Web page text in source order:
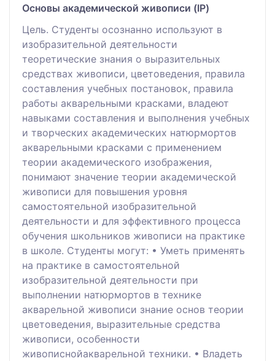
Основы академической живописи (IP)
Цель. Студенты осознанно используют в
изобразительной деятельности
теоретические знания о выразительных
средствах живописи, цветоведения, правила
составления учебных постановок, правила
работы акварельными красками, владеют
навыками составления и выполнения учебных
и творческих академических натюрмортов
акварельными красками с применением
теории академического изображения,
понимают значение теории академической
живописи для повышения уровня
самостоятельной изобразительной
деятельности и для эффективного процесса
обучения школьников живописи на практике
в школе. Студенты могут: • Уметь применять
на практике в самостоятельной
изобразительной деятельности при
выполнении натюрмортов в технике
акварельной живописи знание основ теории
цветоведения, выразительные средства
живописи, особенности
живописнойакварельной техники. • Владеть